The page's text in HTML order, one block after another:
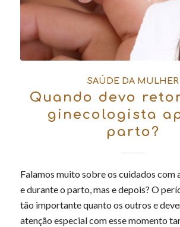
SAÚDE DA MULHER
Quando devo
ginecologista
parto?
Falamos muito sobre os cuidados com
e durante o parto, mas e depois? O
tão importante quanto os outros e
atenção especial com esse momento